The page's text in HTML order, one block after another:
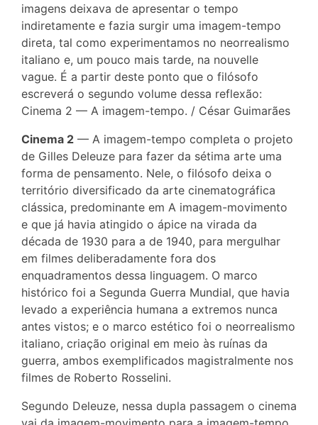
imagens deixava de apresentar o tempo
indiretamente e fazia surgir uma imagem-tempo
direta, tal como experimentamos no neorrealismo
italiano e, um pouco mais tarde, na nouvelle
vague. É a partir deste ponto que o filósofo
escreverá o segundo volume dessa reflexão:
Cinema 2 — A imagem-tempo. / César Guimarães
Cinema 2 — A imagem-tempo completa o projeto
de Gilles Deleuze para fazer da sétima arte uma
forma de pensamento. Nele, o filósofo deixa o
território diversificado da arte cinematográfica
clássica, predominante em A imagem-movimento
e que já havia atingido o ápice na virada da
década de 1930 para a de 1940, para mergulhar
em filmes deliberadamente fora dos
enquadramentos dessa linguagem. O marco
histórico foi a Segunda Guerra Mundial, que havia
levado a experiência humana a extremos nunca
antes vistos; e o marco estético foi o neorrealismo
italiano, criação original em meio às ruínas da
guerra, ambos exemplificados magistralmente nos
filmes de Roberto Rosselini.
Segundo Deleuze, nessa dupla passagem o cinema